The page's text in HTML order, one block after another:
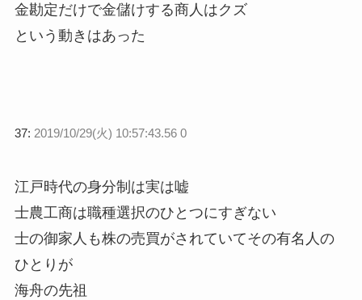
金勘定だけで金儲けする商人はクズ
という動きはあった
37: 2019/10/29(火) 10:57:43.56 0
江戸時代の身分制は実は嘘
士農工商は職種選択のひとつにすぎない
士の御家人も株の売買がされていてその有名人の
ひとりが
海舟の先祖